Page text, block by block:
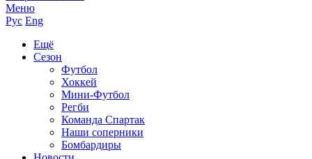
Меню
Рус Eng
Ещё
Сезон
Футбол
Хоккей
Мини-Футбол
Регби
Команда Спартак
Наши соперники
Бомбардиры